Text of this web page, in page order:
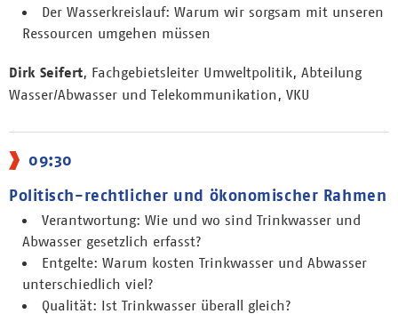
Der Wasserkreislauf: Warum wir sorgsam mit unseren
Ressourcen umgehen müssen
Dirk Seifert, Fachgebietsleiter Umweltpolitik, Abteilung
Wasser/Abwasser und Telekommunikation, VKU
09:30
Politisch-rechtlicher und ökonomischer Rahmen
Verantwortung: Wie und wo sind Trinkwasser und
Abwasser gesetzlich erfasst?
Entgelte: Warum kosten Trinkwasser und Abwasser
unterschiedlich viel?
Qualität: Ist Trinkwasser überall gleich?